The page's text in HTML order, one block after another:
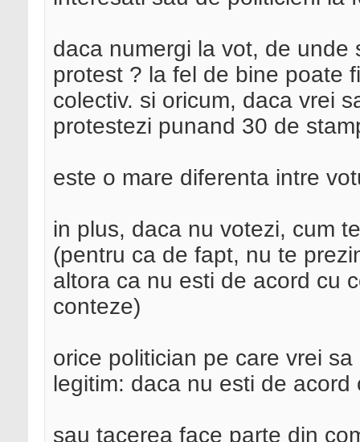
daca numergi la vot, de unde
protest ? la fel de bine poate
colectiv. si oricum, daca vrei
protestezi punand 30 de
este o mare diferenta intre
in plus, daca nu votezi, cum
(pentru ca de fapt, nu te
altora ca nu esti de acord cu
conteze)
orice politician pe care vrei
legitim: daca nu esti de
sau tacerea face parte din